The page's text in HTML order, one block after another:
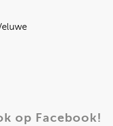
op Facebook!